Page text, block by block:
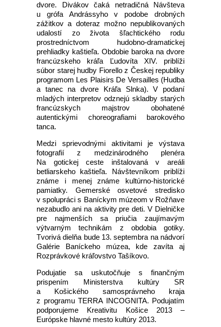
dvore. Divákov čaká netradičná Návšteva
u grófa Andrássyho v podobe drobných
zážitkov a doteraz možno nepublikovaných
udalostí zo života šľachtického rodu
prostredníctvom hudobno-dramatickej
prehliadky kaštieľa. Obdobie baroka na dvore
francúzskeho kráľa Ľudovíta XIV. priblíži
súbor starej hudby Fiorello z Českej republiky
programom Les Plaisirs De Versailles (Hudba
a tanec na dvore Kráľa Slnka). V podaní
mladých interpretov odznejú skladby starých
francúzskych majstrov obohatené
autentickými choreografiami barokového
tanca.
Medzi sprievodnými aktivitami je výstava
fotografií z medzinárodného plenéra
Na gotickej ceste inštalovaná v areáli
betliarskeho kaštieľa. Návštevníkom priblíži
známe i menej známe kultúrno-historické
pamiatky. Gemerské osvetové stredisko
v spolupráci s Baníckym múzeom v Rožňave
nezabudlo ani na aktivity pre deti. V Dielničke
pre najmenších sa priučia zaujímavým
výtvarným technikám z obdobia gotiky.
Tvorivá dielňa bude 13. septembra na nádvorí
Galérie Baníckeho múzea, kde zavíta aj
Rozprávkové kráľovstvo Tašíkovo.
Podujatie sa uskutočňuje s finančným
prispením Ministerstva kultúry SR
a Košického samosprávneho kraja
z programu TERRA INCOGNITA. Podujatím
podporujeme Kreativitu Košice 2013 –
Európske hlavné mesto kultúry 2013.